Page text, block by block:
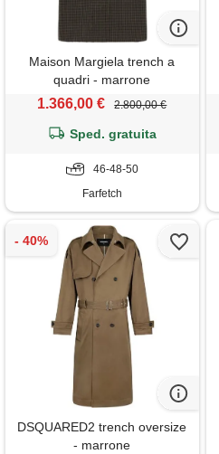
Maison Margiela trench a
quadri - marrone
1.366,00 € 2.800,00 €
Sped. gratuita
46-48-50
Farfetch
DSQUARED2 trench oversize
- marrone